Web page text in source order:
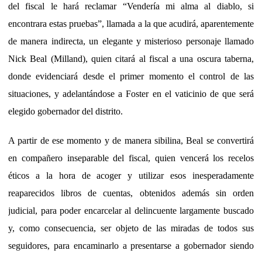
del fiscal le hará reclamar “Vendería mi alma al diablo, si
encontrara estas pruebas”, llamada a la que acudirá, aparentemente
de manera indirecta, un elegante y misterioso personaje llamado
Nick Beal (Milland), quien citará al fiscal a una oscura taberna,
donde evidenciará desde el primer momento el control de las
situaciones, y adelantándose a Foster en el vaticinio de que será
elegido gobernador del distrito.
A partir de ese momento y de manera sibilina, Beal se convertirá
en compañero inseparable del fiscal, quien vencerá los recelos
éticos a la hora de acoger y utilizar esos inesperadamente
reaparecidos libros de cuentas, obtenidos además sin orden
judicial, para poder encarcelar al delincuente largamente buscado
y, como consecuencia, ser objeto de las miradas de todos sus
seguidores, para encaminarlo a presentarse a gobernador siendo